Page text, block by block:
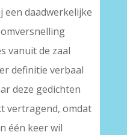
een daadwerkelijke
vanuit de zaal
definitie verbaal
deze gedichten
vertragend, omdat
één keer wil